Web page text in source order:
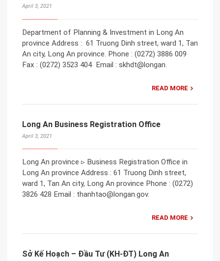
April 3, 2021
Department of Planning & Investment in Long An
province Address : 61 Truong Dinh street, ward 1, Tan
An city, Long An province. Phone : (0272) 3886 009 ​
Fax : (0272) 3523 404 ​ Email : skhdt@longan.
READ MORE
Long An Business Registration Office
April 3, 2021
Long An province ▹ Business Registration Office in
Long An province Address : 61 Truong Dinh street,
ward 1, Tan An city, Long An province Phone : (0272)
3826 428 Email : thanhtao@longan.gov.
READ MORE
Sở Kế Hoạch – Đầu Tư (KH-ĐT) Long An